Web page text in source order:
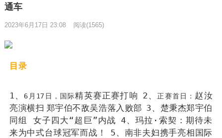
通车
2023年6月17日 23:08 阅读(1565)
目录
1、 6月17日，国际精英赛正赛打响 2、正赛首日： 赵汝
亮演横扫 郑宇伯不敌吴浩落入败部 3、楚秉杰郑宇伯
同组 女子四大“超巨”内战 4、玛拉·索契：期待未
来为中式台球冠军而战！
5、南非夫妇携手亮相国际